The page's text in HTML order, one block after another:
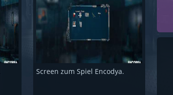
Screen zum Spiel Encodya.